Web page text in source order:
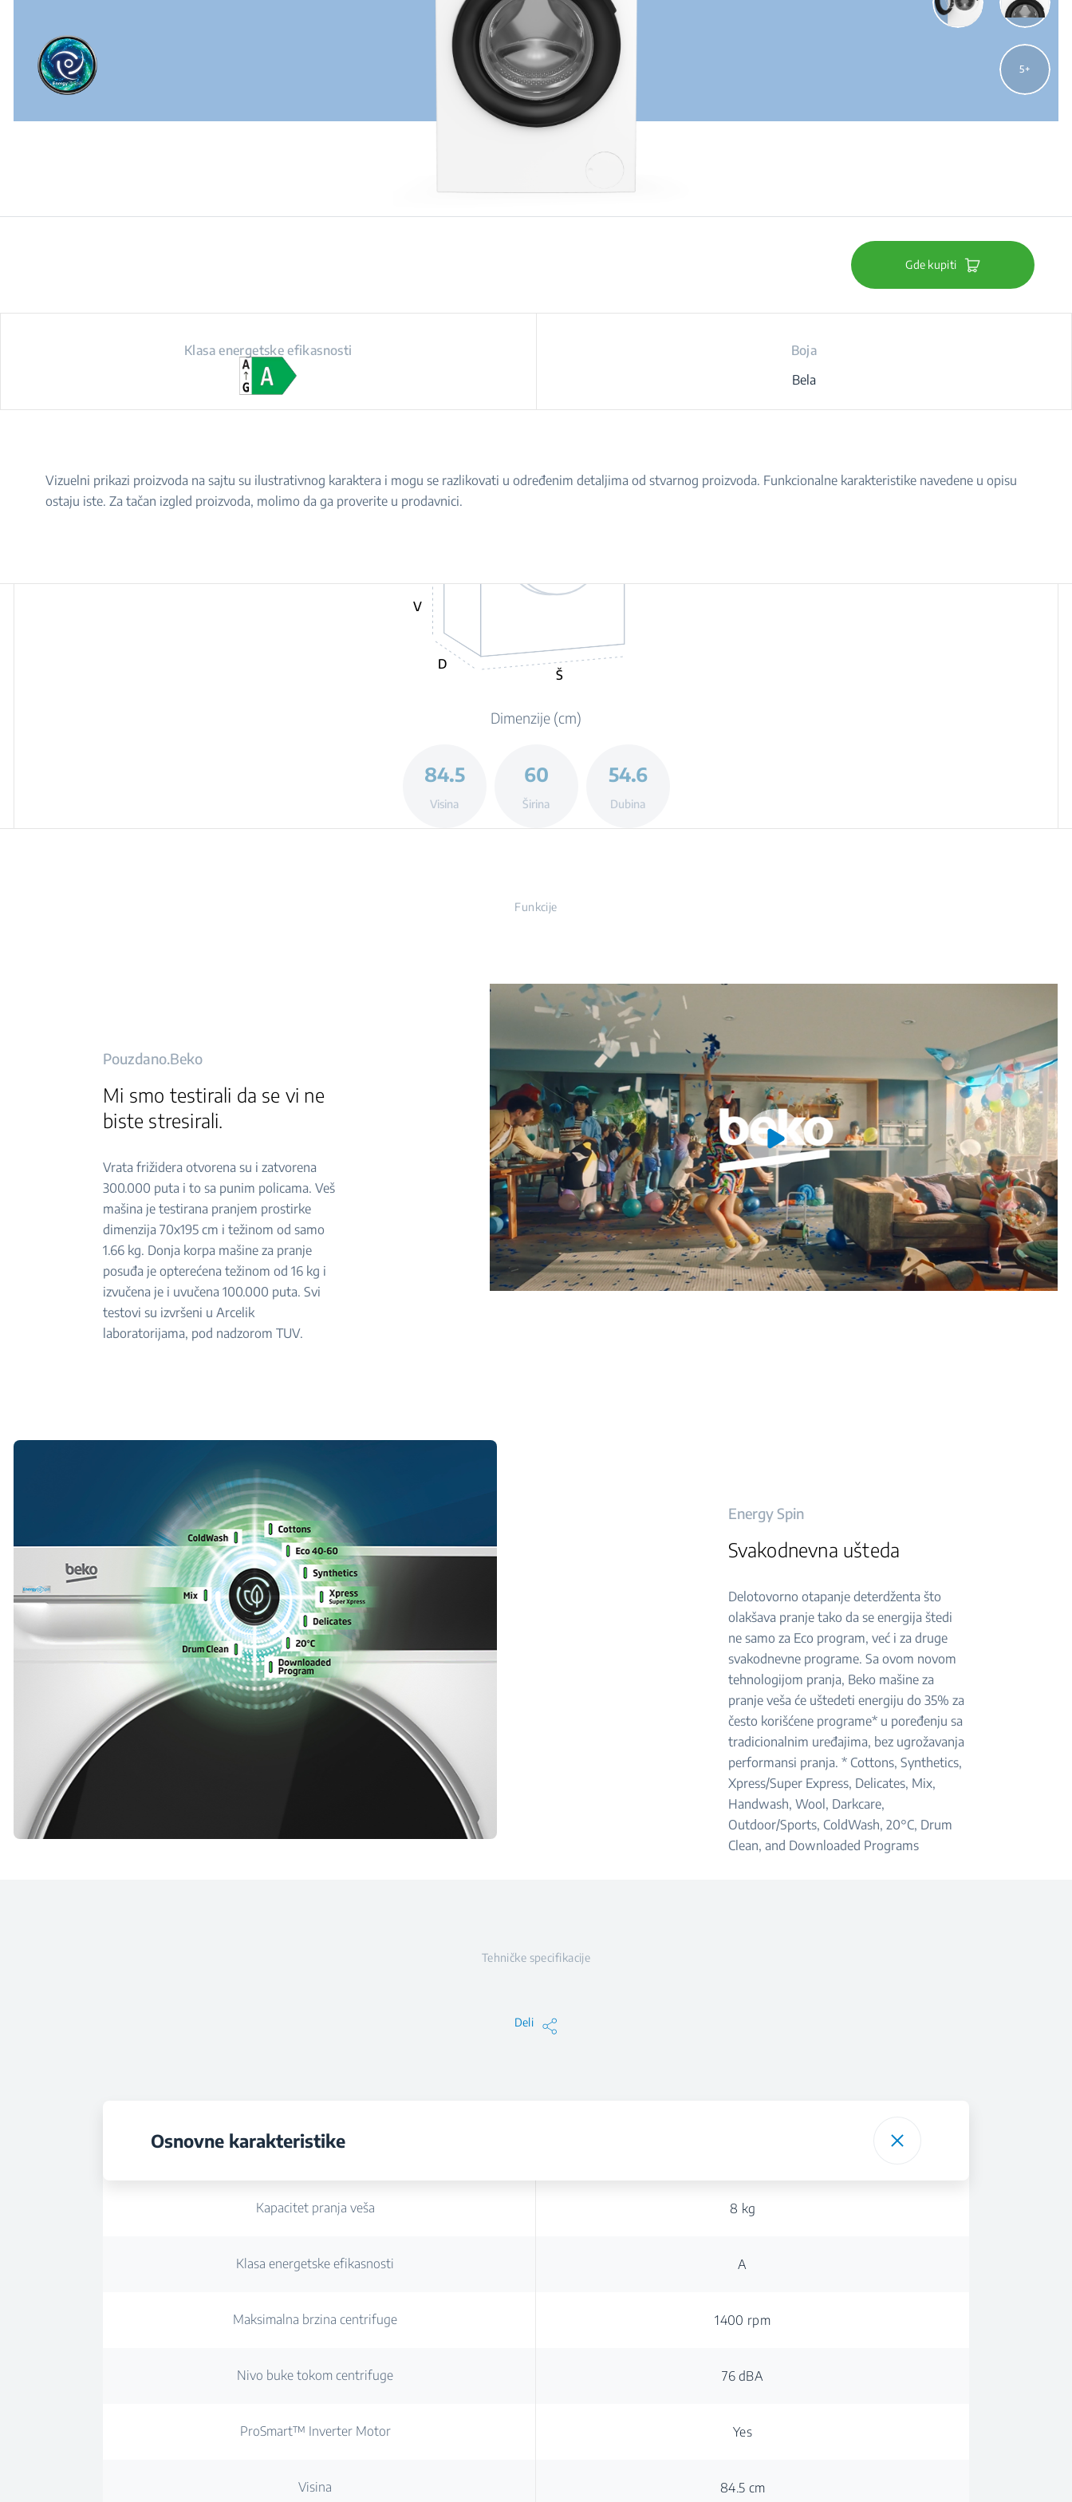
5
Gde kupiti
Klasa energetske efikasnosti
Boja
Bela
Vizuelni prikazi proizvoda na sajtu su ilustrativnog karaktera i mogu se razlikovati u određenim detaljima od stvarnog proizvoda. Funkcionalne karakteristike navedene u opisu
ostaju iste. Za tačan izgled proizvoda, molimo da ga proverite u prodavnici.
V
D
Š
Dimenzije (cm)
84.5
Visina
60
Širina
54.6
Dubina
Funkcije
Pouzdano.Beko
Mi smo testirali da se vi ne
biste stresirali.
Vrata frižidera otvorena su i zatvorena
300.000 puta i to sa punim policama. Veš
mašina je testirana pranjem prostirke
dimenzija 70x195 cm i težinom od samo
1.66 kg. Donja korpa mašine za pranje
posuđa je opterećena težinom od 16 kg i
izvučena je i uvučena 100.000 puta. Svi
testovi su izvršeni u Arcelik
laboratorijama, pod nadzorom TUV.
Energy Spin
Svakodnevna ušteda
Delotovorno otapanje deterdženta što
olakšava pranje tako da se energija štedi
ne samo za Eco program, već i za druge
svakodnevne programe. Sa ovom novom
tehnologijom pranja, Beko mašine za
pranje veša će uštedeti energiju do 35% za
često korišćene programe* u poređenju sa
tradicionalnim uređajima, bez ugrožavanja
performansi pranja. * Cottons, Synthetics,
Xpress/Super Express, Delicates, Mix,
Handwash, Wool, Darkcare,
Outdoor/Sports, ColdWash, 20°C, Drum
Clean, and Downloaded Programs
Tehničke specifikacije
Deli
Osnovne karakteristike
Kapacitet pranja veša 8 kg
Klasa energetske efikasnosti A
Maksimalna brzina centrifuge 1400 rpm
Nivo buke tokom centrifuge 76 dBA
ProSmart™ Inverter Motor Yes
Visina 84.5 cm